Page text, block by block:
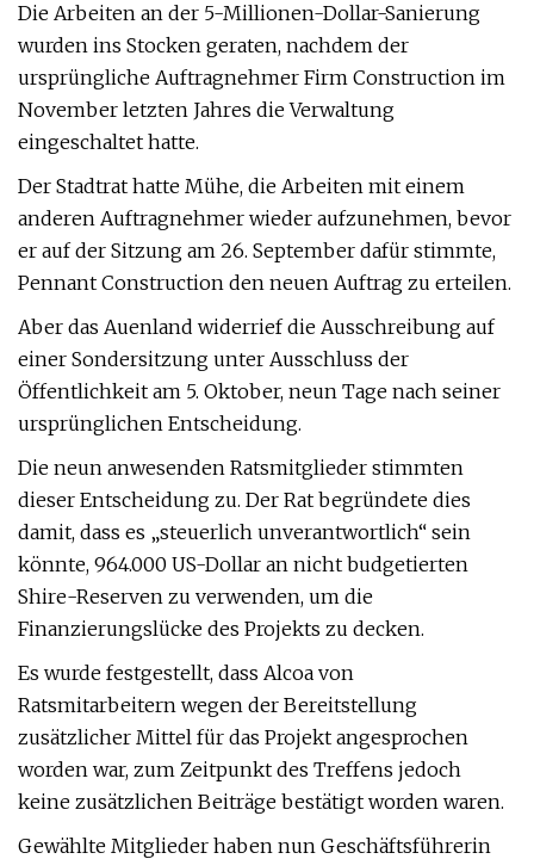
Die Arbeiten an der 5-Millionen-Dollar-Sanierung
wurden ins Stocken geraten, nachdem der
ursprüngliche Auftragnehmer Firm Construction im
November letzten Jahres die Verwaltung
eingeschaltet hatte.
Der Stadtrat hatte Mühe, die Arbeiten mit einem
anderen Auftragnehmer wieder aufzunehmen, bevor
er auf der Sitzung am 26. September dafür stimmte,
Pennant Construction den neuen Auftrag zu erteilen.
Aber das Auenland widerrief die Ausschreibung auf
einer Sondersitzung unter Ausschluss der
Öffentlichkeit am 5. Oktober, neun Tage nach seiner
ursprünglichen Entscheidung.
Die neun anwesenden Ratsmitglieder stimmten
dieser Entscheidung zu. Der Rat begründete dies
damit, dass es „steuerlich unverantwortlich“ sein
könnte, 964.000 US-Dollar an nicht budgetierten
Shire-Reserven zu verwenden, um die
Finanzierungslücke des Projekts zu decken.
Es wurde festgestellt, dass Alcoa von
Ratsmitarbeitern wegen der Bereitstellung
zusätzlicher Mittel für das Projekt angesprochen
worden war, zum Zeitpunkt des Treffens jedoch
keine zusätzlichen Beiträge bestätigt worden waren.
Gewählte Mitglieder haben nun Geschäftsführerin